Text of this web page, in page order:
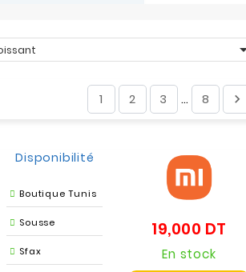
1 2 3 … 8 
Disponibilité
Boutique Tunis
Sousse
Sfax
19,000 DT
En stock